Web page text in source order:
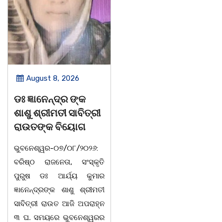
8, 2026
ଙ୍କ
ସାବିତ୍ରୀ
ବିୟୋଗ
୦୭/୦୮/୨୦୨୬:
ରାଜନେତା, ସଂସ୍କୃତି
ଡଃ ଆର୍ଯ୍ୟ କୁମାର
ଶାଶୁ ଶ୍ରୀମତୀ
ରାଉତ ଆଜି ଅପରାହ୍ନ
ଭୁବନେଶ୍ୱରର
ଶୁଖିଲା ଖାଦ୍ୟ ବଣ୍ଟନ
ଉଦେଶ୍ୟରେ ଦଶରଥପୁର ଯୁବ
କଂଗ୍ରେସ ପକ୍ଷରୁ ରିଲିଫ
ସାମଗ୍ରୀ ବଣ୍ଟନ କରାଯାଇଥିବା
ଦେଖାଯାଇଛି । ବ୍ଲକସ୍ଥ କସପା,
ତରପଦା, ମଲିକାପୁର, ନିଜାମପୁର,
ଦୁଦୁରାଅଣ୍ଟା, କମାରଡିହ, କୟାଁ